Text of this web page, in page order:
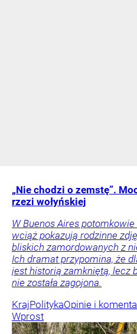
„Nie chodzi o zemstę”.
rzezi wołyńskiej
W Buenos Aires
wciąż pokazują rodzinne
bliskich zamordowanych z
Ich dramat przypomina, że
jest historią zamkniętą, lecz
nie została zagojona.
KrajPolitykaOpinie i
Wprost